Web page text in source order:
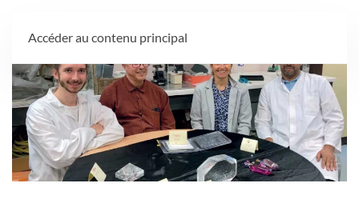
Accéder au contenu principal